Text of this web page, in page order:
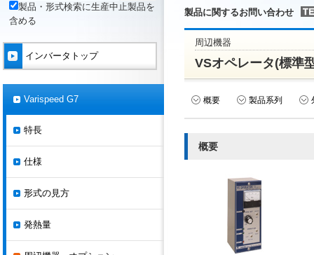
製品に関するお問い合わせ
周辺機器
VSオペレータ(標準
概要 製品系列
概要
製品・形式検索に生産中止製品を
含める
インバータトップ
Varispeed G7
特長
仕様
形式の見方
発熱量